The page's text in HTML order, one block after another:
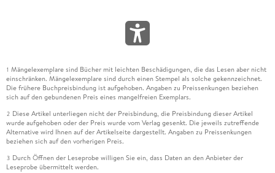
1 Mängelexemplare sind Bücher mit leichten Beschädigungen, die das Lesen aber nicht
einschränken. Mängelexemplare sind durch einen Stempel als solche gekennzeichnet.
Die frühere Buchpreisbindung ist aufgehoben. Angaben zu Preissenkungen beziehen
sich auf den gebundenen Preis eines mangelfreien Exemplars.
2 Diese Artikel unterliegen nicht der Preisbindung, die Preisbindung dieser Artikel
wurde aufgehoben oder der Preis wurde vom Verlag gesenkt. Die jeweils zutreffende
Alternative wird Ihnen auf der Artikelseite dargestellt. Angaben zu Preissenkungen
beziehen sich auf den vorherigen Preis.
3 Durch Öffnen der Leseprobe willigen Sie ein, dass Daten an den Anbieter der
Leseprobe übermittelt werden.